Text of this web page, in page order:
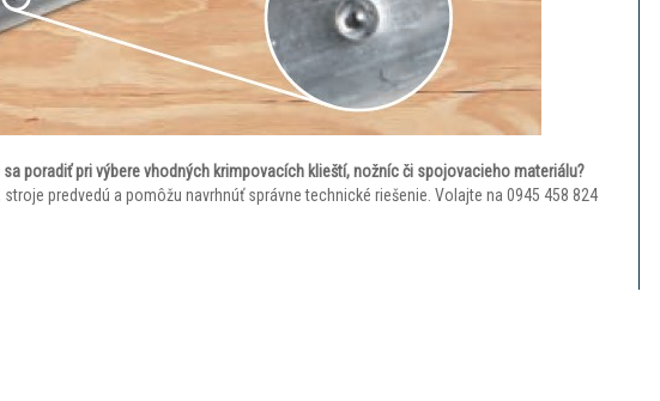
poradiť pri výbere vhodných krimpovacích klieští, nožníc či spojovacieho materiálu?
predvedú a pomôžu navrhnúť správne technické riešenie. Volajte na 0945 458 824